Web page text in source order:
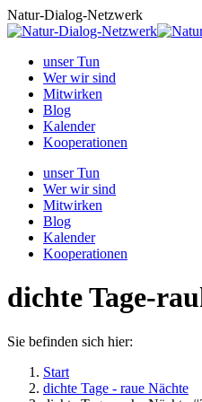
Zum
Inhalt
Natur-Dialog-Netzwerk
unser Tun
Wer wir sind
Mitwirken
Blog
Kalender
Kooperationen
unser Tun
Wer wir sind
Mitwirken
Blog
Kalender
Kooperationen
dichte Tage-
Sie befinden sich hier:
Start
dichte Tage - raue Nächte